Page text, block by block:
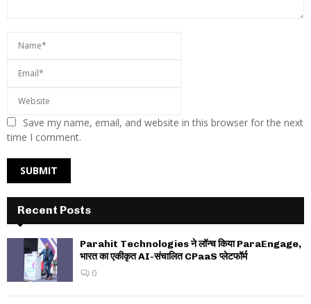
Save my name, email, and website in this browser for the next
time I comment.
Recent Posts
Parahit Technologies ने लॉन्च किया ParaEngage,
भारत का एकीकृत AI-संचालित CPaaS प्लेटफॉर्म
0